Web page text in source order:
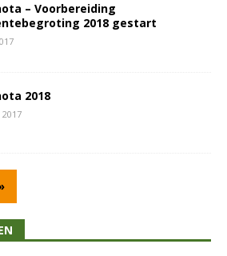
– Voorbereiding
2018 gestart
2018